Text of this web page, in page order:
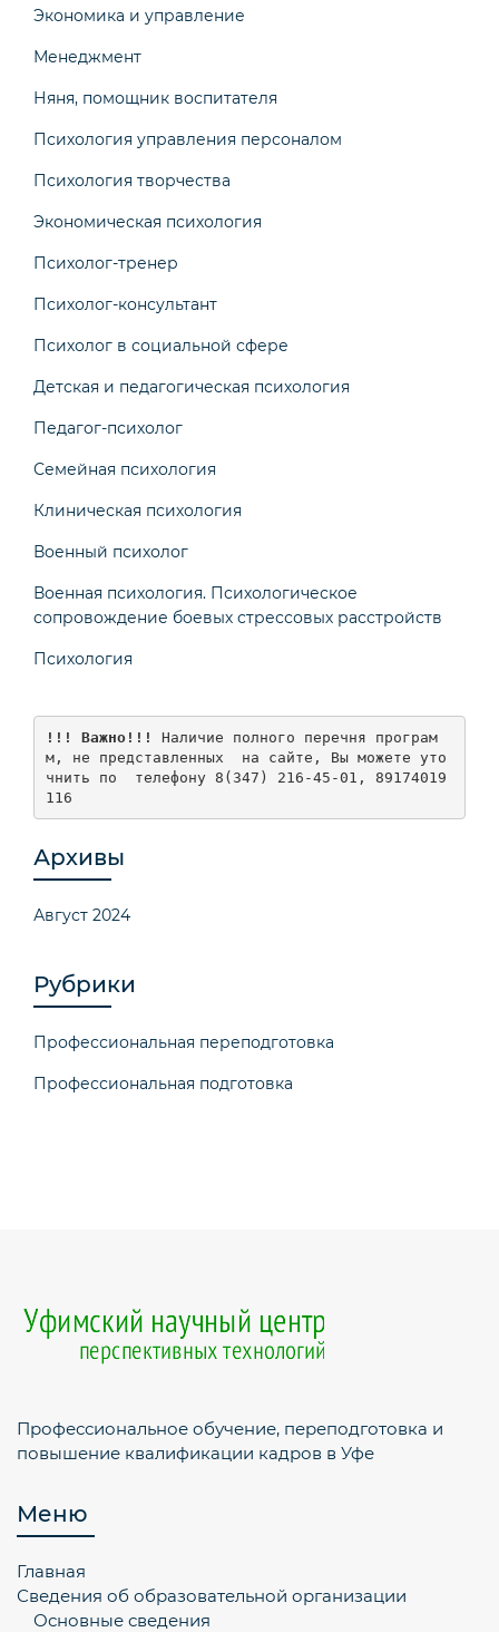
Экономика и управление
Менеджмент
Няня, помощник воспитателя
Психология управления персоналом
Психология творчества
Экономическая психология
Психолог-тренер
Психолог-консультант
Психолог в социальной сфере
Детская и педагогическая психология
Педагог-психолог
Семейная психология
Клиническая психология
Военный психолог
Военная психология. Психологическое
сопровождение боевых стрессовых расстройств
Психология
!!! Важно!!!
Наличие полного перечня програм
м, не представленных  на сайте, Вы можете уто
чнить по  телефону 8(347) 216-45-01, 89174019
116
Архивы
Август 2024
Рубрики
Профессиональная переподготовка
Профессиональная подготовка
Профессиональное обучение, переподготовка и
повышение квалификации кадров в Уфе
Меню
Главная
Сведения об образовательной организации
Основные сведения